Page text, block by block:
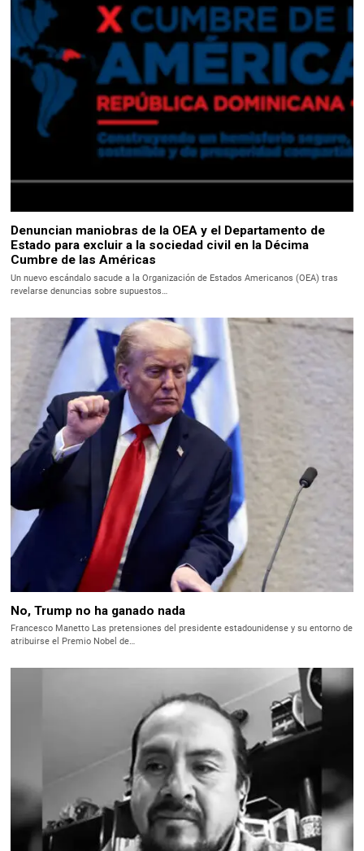
Denuncian maniobras de la OEA y el Departamento de
Estado para excluir a la sociedad civil en la Décima
Cumbre de las Américas
Un nuevo escándalo sacude a la Organización de Estados Americanos (OEA) tras
revelarse denuncias sobre supuestos…
No, Trump no ha ganado nada
Francesco Manetto Las pretensiones del presidente estadounidense y su entorno de
atribuirse el Premio Nobel de…